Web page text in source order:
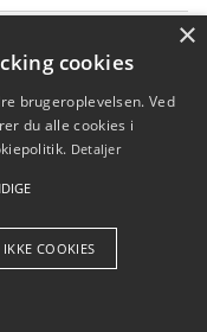
og vælg den
din løsning
Aps
×
cookies
brugeroplevelsen. Ved
du alle cookies i
Detaljer
COOKIES